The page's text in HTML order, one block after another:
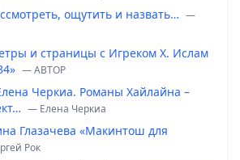
ощутить и назвать… —
и страницы с Игреком Х. Ислам
— ABTOP
Черкиа. Романы Хайлайна –
— Елена Черкиа
Глазачева «Макинтош для
Рок